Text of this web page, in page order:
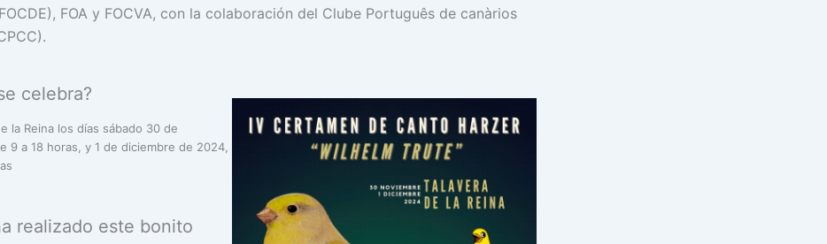
FOA y FOCVA, con la colaboración del Clube Português de canàrios
celebra?
la Reina los días sábado 30 de
9 a 18 horas, y 1 de diciembre de 2024,
realizado este bonito